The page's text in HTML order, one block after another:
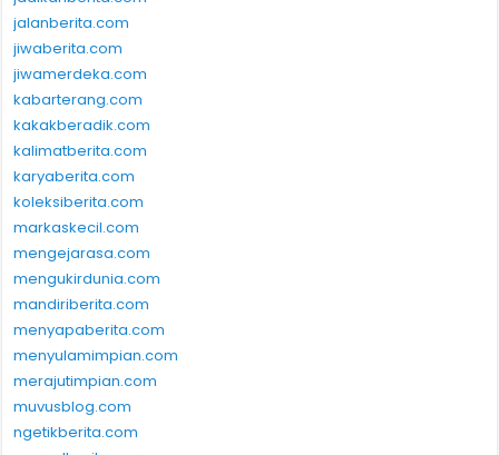
jalanberita.com
jiwaberita.com
jiwamerdeka.com
kabarterang.com
kakakberadik.com
kalimatberita.com
karyaberita.com
koleksiberita.com
markaskecil.com
mengejarasa.com
mengukirdunia.com
mandiriberita.com
menyapaberita.com
menyulamimpian.com
merajutimpian.com
muvusblog.com
ngetikberita.com